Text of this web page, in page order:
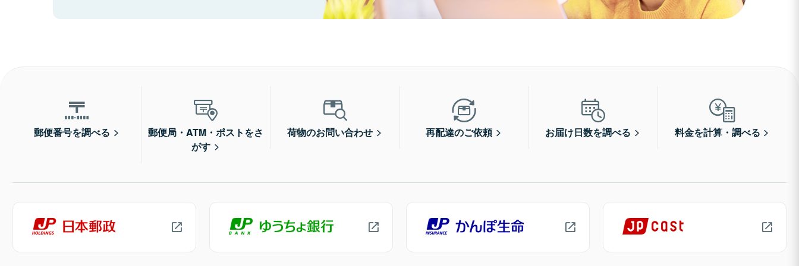
郵便番号を調べる
郵便局・ATM・ポストをさ
がす
荷物のお問い合わせ 再配達のご依頼 お届け日数を調べる 料金を計算・調べる